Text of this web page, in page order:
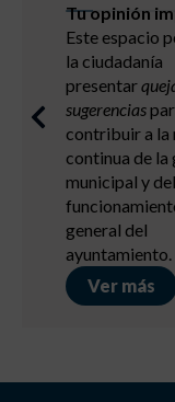
Tu opinión
Este espacio
la ciudadanía
presentar
sugerencias
contribuir a la
continua de la
municipal y del
general del
ayuntamiento.
Ver más